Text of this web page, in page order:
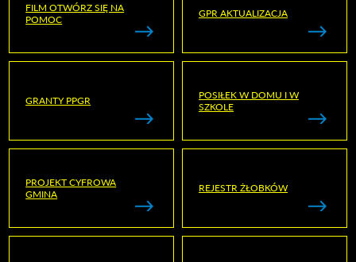
FILM OTWÓRZ SIĘ NA
POMOC
GPR AKTUALIZACJA
GRANTY PPGR
POSIŁEK W DOMU I W
SZKOLE
PROJEKT CYFROWA
GMINA
REJESTR ŻŁOBKÓW